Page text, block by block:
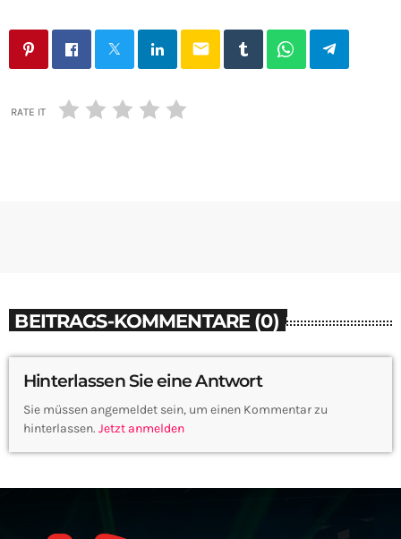
email
RATE IT
BEITRAGS-KOMMENTARE (0)
Hinterlassen Sie eine Antwort
Sie müssen angemeldet sein, um einen Kommentar zu
hinterlassen. Jetzt anmelden